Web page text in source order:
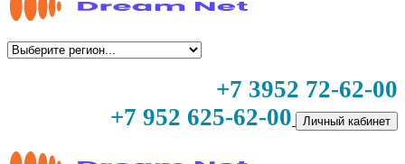
+7 3952 72-62-00
+7 952 625-62-00
Личный кабинет